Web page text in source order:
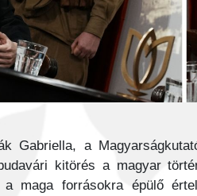
Gabriella, a
kitörés a magyar
maga forrásokra épülő